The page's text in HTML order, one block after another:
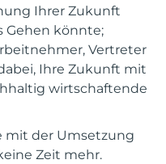
Ihrer Zukunft
Gehen könnte;
Vertreter
Ihre Zukunft mit
wirtschaftende
mit der Umsetzung
Zeit mehr.